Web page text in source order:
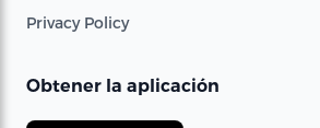
Privacy Policy
Obtener la aplicación